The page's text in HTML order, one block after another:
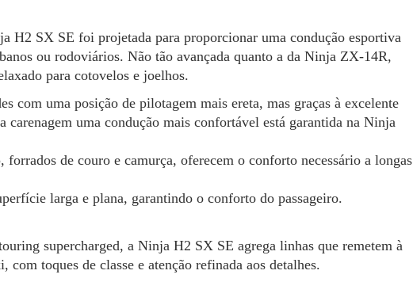
H2 SX SE foi projetada para proporcionar uma condução esportiva
ou rodoviários. Não tão avançada quanto a da Ninja ZX-14R,
para cotovelos e joelhos.
com uma posição de pilotagem mais ereta, mas graças à excelente
carenagem uma condução mais confortável está garantida na Ninja
forrados de couro e camurça, oferecem o conforto necessário a longas
larga e plana, garantindo o conforto do passageiro.
supercharged, a Ninja H2 SX SE agrega linhas que remetem à
com toques de classe e atenção refinada aos detalhes.